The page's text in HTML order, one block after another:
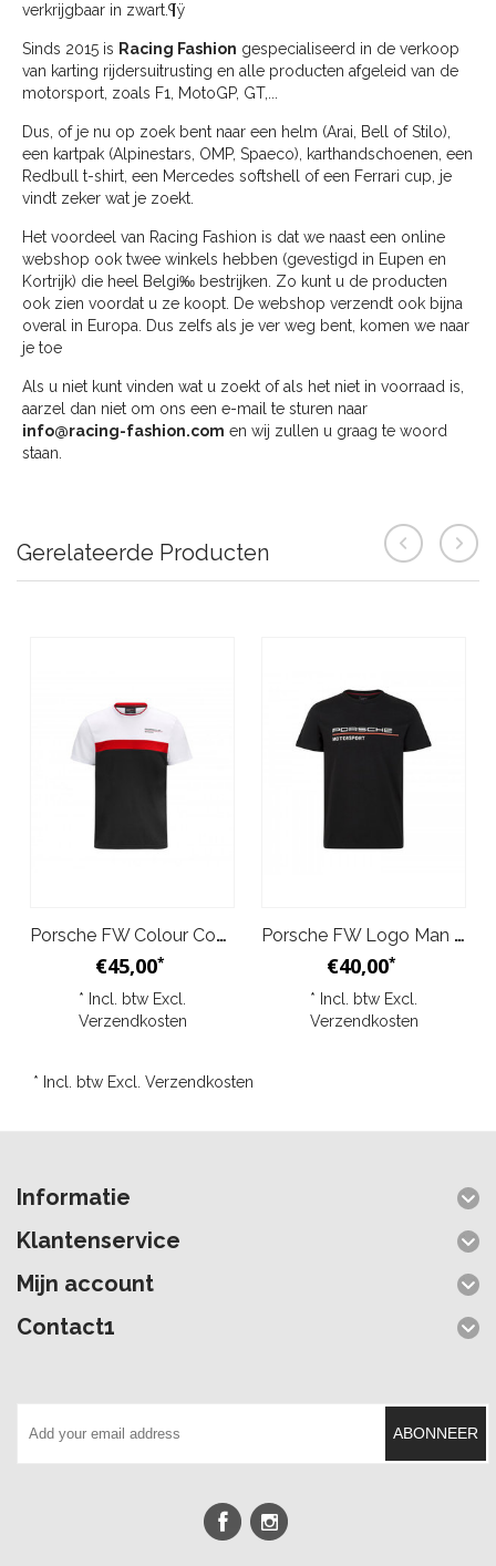
verkrijgbaar in zwart.¶ÿ
Sinds 2015 is Racing Fashion gespecialiseerd in de verkoop
van karting rijdersuitrusting en alle producten afgeleid van de
motorsport, zoals F1, MotoGP, GT,...
Dus, of je nu op zoek bent naar een helm (Arai, Bell of Stilo),
een kartpak (Alpinestars, OMP, Spaeco), karthandschoenen, een
Redbull t-shirt, een Mercedes softshell of een Ferrari cup, je
vindt zeker wat je zoekt.
Het voordeel van Racing Fashion is dat we naast een online
webshop ook twee winkels hebben (gevestigd in Eupen en
Kortrijk) die heel Belgi‰ bestrijken. Zo kunt u de producten
ook zien voordat u ze koopt. De webshop verzendt ook bijna
overal in Europa. Dus zelfs als je ver weg bent, komen we naar
je toe
Als u niet kunt vinden wat u zoekt of als het niet in voorraad is,
aarzel dan niet om ons een e-mail te sturen naar
info@racing-fashion.com en wij zullen u graag te woord
staan.
Gerelateerde Producten
Porsche FW Colour Contrast T-Shirt Zwart Wit Rood
€45,00*
* Incl. btw Excl.
Verzendkosten
Porsche FW Logo Man T-Shirt Zwart
€40,00*
* Incl. btw Excl.
Verzendkosten
* Incl. btw Excl. Verzendkosten
Informatie
Klantenservice
Mijn account
Contact1
ABONNEER